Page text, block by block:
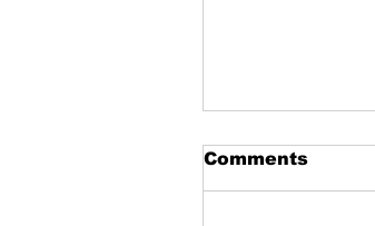
Comments